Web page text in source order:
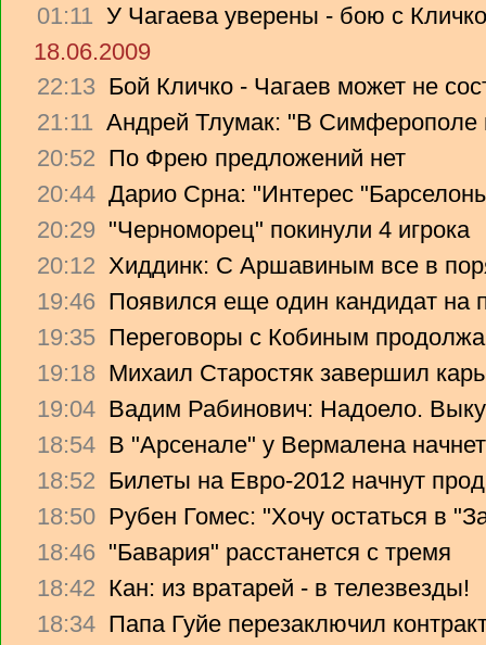
01:11 У Чагаева уверены - бою с
18.06.2009
22:13 Бой Кличко - Чагаев может не
21:11 Андрей Тлумак: "В Симферополе
20:52 По Фрею предложений нет
20:44 Дарио Срна: "Интерес
20:29 "Черноморец" покинули 4 игрока
20:12 Хиддинк: С Аршавиным все в
19:46 Появился еще один кандидат на
19:35 Переговоры с Кобиным
19:18 Михаил Старостяк завершил
19:04 Вадим Рабинович: Надоело.
18:54 В "Арсенале" у Вермалена
18:52 Билеты на Евро-2012 начнут
18:50 Рубен Гомес: "Хочу остаться в
18:46 "Бавария" расстанется с тремя
18:42 Кан: из вратарей - в телезвезды!
18:34 Папа Гуйе перезаключил